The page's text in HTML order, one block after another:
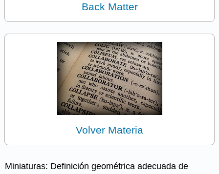
Back Matter
Volver Materia
Miniaturas: Definición geométrica adecuada de